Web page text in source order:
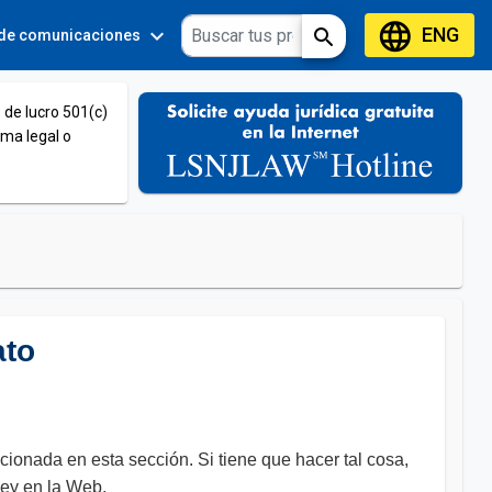
comunicaciones expand_more Toolsexpand_more search languageENG
de lucro 501(c)
legal o
en esta sección. Si tiene que hacer tal cosa,
en la Web.